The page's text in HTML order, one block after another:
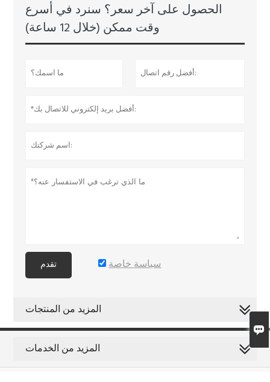

الحصول على آخر سعر؟ سنرد في أسرع
وقت ممكن (خلال 12 ساعة)
تقدم سياسة خاصة
المزيد من المنتجات
المزيد من الخدمات